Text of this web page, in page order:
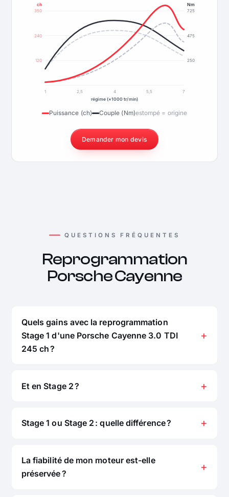
120
240
350
250
475
725
ch Nm
1 2,5 4 5,5
7
régime (×1000 tr/min)
Puissance (ch) Couple (Nm)estompé = origine
Demander mon devis
QUESTIONS FRÉQUENTES
Reprogrammation
Porsche Cayenne
Quels gains avec la reprogrammation
Stage 1 d'une Porsche Cayenne 3.0 TDI
245 ch ?
Et en Stage 2 ?
Stage 1 ou Stage 2 : quelle différence ?
La fiabilité de mon moteur est-elle
préservée ?